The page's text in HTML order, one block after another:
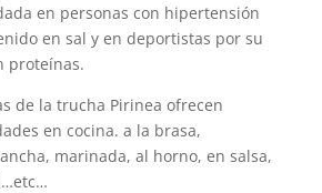
en personas con hipertensión
en sal y en deportistas por su
proteínas.
de la trucha Pirinea ofrecen
en cocina. a la brasa,
marinada, al horno, en salsa,